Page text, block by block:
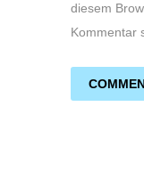
diesem
Kommentar